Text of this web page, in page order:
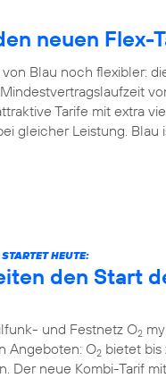
neuen Flex-
Blau noch flexibler:
Tarife mit extra
gleicher Leistung.
HEUTE:
den Start
und Festnetz O2
Angeboten: O2 bietet bis
Der neue Kombi-Tarif